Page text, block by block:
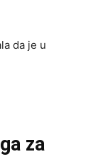
da je u
za